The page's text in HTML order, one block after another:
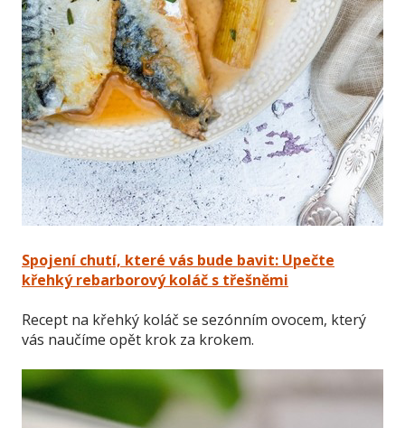
Spojení chutí, které vás bude bavit: Upečte
křehký rebarborový koláč s třešněmi
Recept na křehký koláč se sezónním ovocem, který
vás naučíme opět krok za krokem.